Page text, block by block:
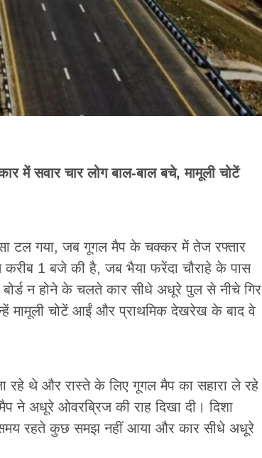
में सवार चार लोग बाल-बाल बचे, मामूली चोटें
टल गया, जब गूगल मैप के चक्कर में तेज रफ्तार
करीब 1 बजे की है, जब भैया फरेंदा चौराहे के पास
बोर्ड न होने के चलते कार सीधे अधूरे पुल से नीचे गिर
मामूली चोटें आईं और प्राथमिक देखरेख के बाद वे
रहे थे और रास्ते के लिए गूगल मैप का सहारा ले रहे
ने अधूरे ओवरब्रिज की राह दिखा दी। दिशा
रहते कुछ समझ नहीं आया और कार सीधे अधूरे